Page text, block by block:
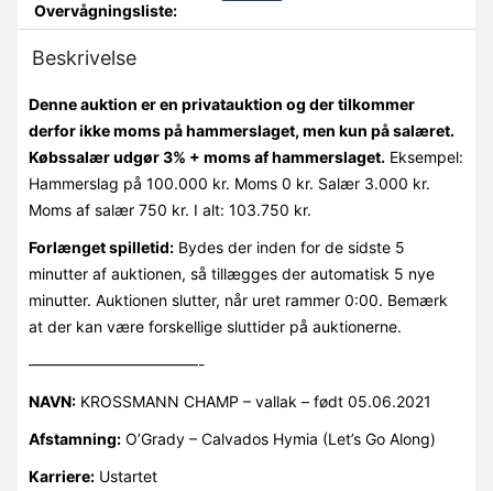
Overvågningsliste:
Beskrivelse
Denne auktion er en privatauktion og der tilkommer
derfor ikke moms på hammerslaget, men kun på salæret.
Købssalær udgør 3% + moms af hammerslaget.Eksempel:
Hammerslag på 100.000 kr. Moms 0 kr. Salær 3.000 kr.
Moms af salær 750 kr. I alt: 103.750 kr.
Forlænget spilletid:Bydes der inden for de sidste 5
minutter af auktionen, så tillægges der automatisk 5 nye
minutter. Auktionen slutter, når uret rammer 0:00. Bemærk
at der kan være forskellige sluttider på auktionerne.
———————————-
NAVN:KROSSMANN CHAMP – vallak – født 05.06.2021
Afstamning:O’Grady – Calvados Hymia (Let’s Go Along)
Karriere:Ustartet